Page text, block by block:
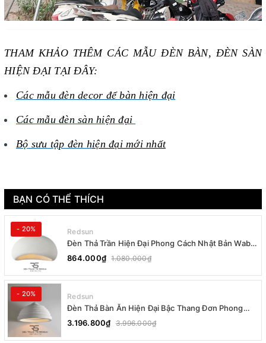
THAM KHẢO THÊM CÁC MẪU ĐÈN BÀN, ĐÈN SÀN
HIỆN ĐẠI TẠI ĐÂY:
Các mẫu đèn decor để bàn hiện đại
Các mẫu đèn sàn hiện đại
Bộ sưu tập đèn hiện đại mới nhất
BẠN CÓ THỂ THÍCH
- 20% Redsun
Đèn Thả Trần Hiện Đại Phong Cách Nhật Bản Wabi-
sabi CDT-T036 Dáng B
864.000₫ 1.080.000₫
- 20% Redsun
Đèn Thả Bàn Ăn Hiện Đại Bậc Thang Đơn Phong
Cách Nhật Bản Wabi-sabi DC-T078B
3.196.800₫ 3.996.000₫